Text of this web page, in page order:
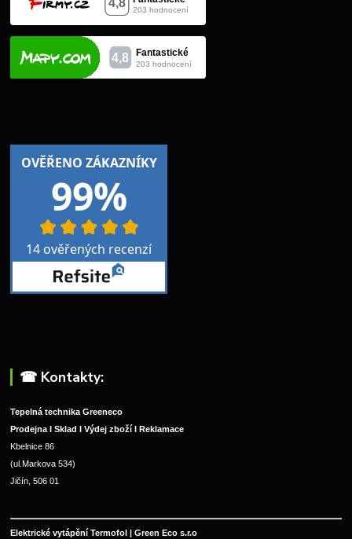
☎︎ Kontakty:
Tepelná technika Greeneco
Prodejna I Sklad I Výdej zboží I Reklamace
Kbelnice 86
(ul.Markova 534)
Jičín, 506 01
Elektrické vytápění Termofol | Green Eco s.r.o